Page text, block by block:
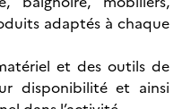
adaptés à chaque
et des outils de
disponibilité et ainsi